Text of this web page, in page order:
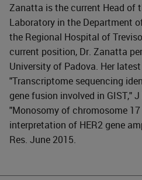
Zanatta is the current Head of
Laboratory in the Department
the Regional Hospital of
current position, Dr. Zanatta
University of Padova. Her
"Transcriptome sequencing
gene fusion involved in GIST,"
"Monosomy of chromosome
interpretation of HER2 gene
Res. June 2015.